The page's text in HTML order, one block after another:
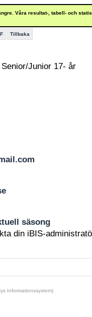
Våra resultat-, tabell- och
Tillbaka
Junior 17- år
säsong
din iBIS-
Informationssystem)